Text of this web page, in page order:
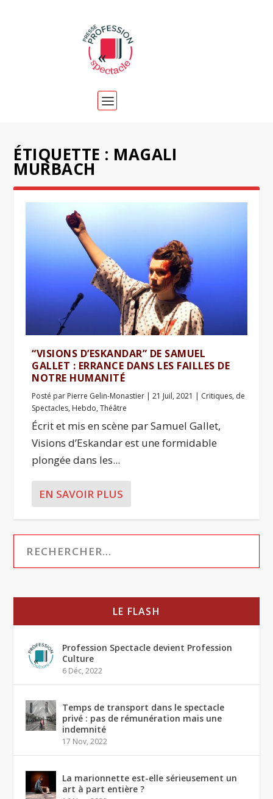
ÉTIQUETTE : MAGALI
MURBACH
“VISIONS D’ESKANDAR” DE SAMUEL
GALLET : ERRANCE DANS LES FAILLES DE
NOTRE HUMANITÉ
Posté par Pierre Gelin-Monastier |21 Juil, 2021 | Critiques, de
Spectacles, Hebdo,Théâtre
Écrit et mis en scène par Samuel Gallet,
Visions d’Eskandar est une formidable
plongée dans les...
EN SAVOIR PLUS
LE FLASH
Profession Spectacle devient Profession
Culture
6 Déc, 2022
Temps de transport dans le spectacle
privé : pas de rémunération mais une
indemnité
17 Nov, 2022
La marionnette est-elle sérieusement un
art à part entière ?